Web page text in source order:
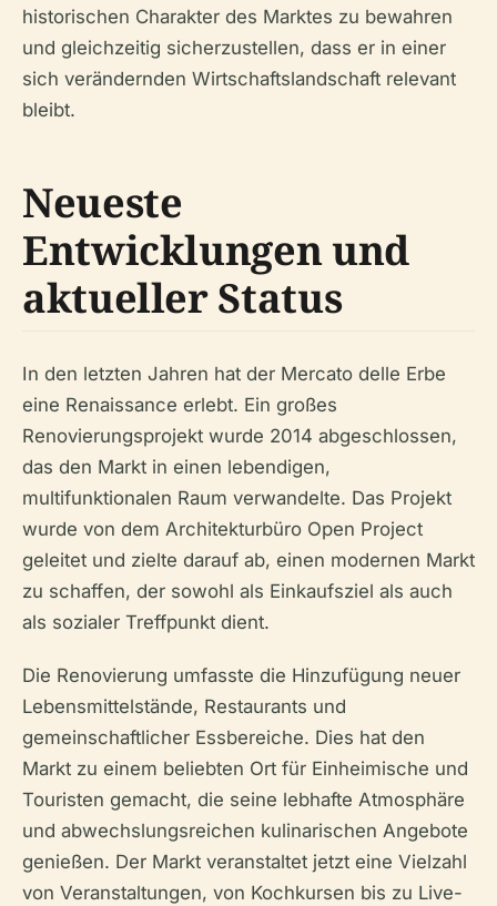
historischen Charakter des Marktes zu bewahren
und gleichzeitig sicherzustellen, dass er in einer
sich verändernden Wirtschaftslandschaft relevant
bleibt.
Neueste
Entwicklungen und
aktueller Status
In den letzten Jahren hat der Mercato delle Erbe
eine Renaissance erlebt. Ein großes
Renovierungsprojekt wurde 2014 abgeschlossen,
das den Markt in einen lebendigen,
multifunktionalen Raum verwandelte. Das Projekt
wurde von dem Architekturbüro Open Project
geleitet und zielte darauf ab, einen modernen Markt
zu schaffen, der sowohl als Einkaufsziel als auch
als sozialer Treffpunkt dient.
Die Renovierung umfasste die Hinzufügung neuer
Lebensmittelstände, Restaurants und
gemeinschaftlicher Essbereiche. Dies hat den
Markt zu einem beliebten Ort für Einheimische und
Touristen gemacht, die seine lebhafte Atmosphäre
und abwechslungsreichen kulinarischen Angebote
genießen. Der Markt veranstaltet jetzt eine Vielzahl
von Veranstaltungen, von Kochkursen bis zu Live-